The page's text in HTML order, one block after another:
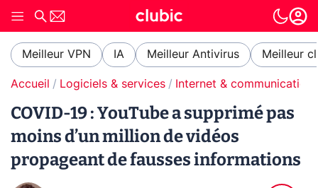
Meilleur VPN IA Meilleur Antivirus Meilleur
Accueil Logiciels & services Internet & communication
COVID-19 : YouTube a supprimé pas
moins d’un million de vidéos
propageant de fausses informations